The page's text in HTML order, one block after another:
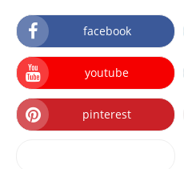
facebook
youtube
pinterest